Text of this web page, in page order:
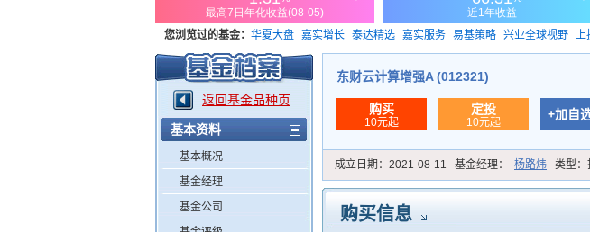
您浏览过的基金： 华夏大盘 嘉实增长 泰达精选 嘉实服务 易基策略 兴业全球视野 上
添富优势 华安宏利 上证180价值ETF
返回基金品种页
基本资料
基本概况
基金经理
基金公司
东财云计算增强A (012321)
购买
10元起
定投
10元起
+加自
成立日期： 2021-08-11 基金经理： 杨路炜 类型：
购买信息